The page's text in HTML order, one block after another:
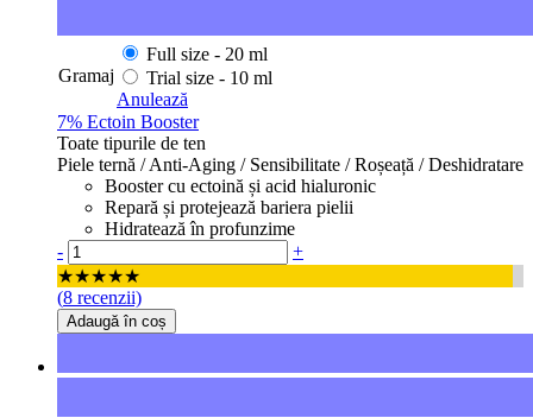
Gramaj
Full size - 20 ml
Trial size - 10 ml
Anulează
7% Ectoin Booster
Toate tipurile de ten
Piele ternă / Anti-Aging / Sensibilitate / Roșeață / Deshidratare
Booster cu ectoină și acid hialuronic
Repară și protejează bariera pielii
Hidratează în profunzime
Cantitate
-
+
★★★★★
(8 recenzii)
Adaugă în coș